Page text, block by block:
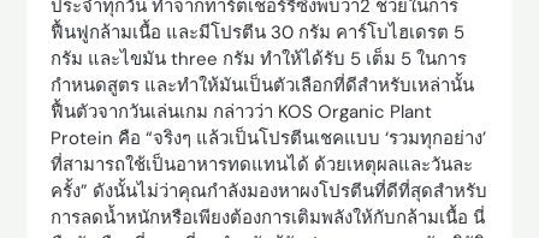
ประจำทุกวัน ทำจากทาร์ตเชอร์รี่ซึ่งพบว่า2 ช่วยในการ
ฟื้นฟูกล้ามเนื้อ และมีโปรตีน 30 กรัม คาร์โบไฮเดรต 5
กรัม และไขมัน three กรัม ทำให้ได้รับ 5 เต็ม 5 ในการ
กำหนดสูตร และทำให้มันเป็นตัวเลือกที่ดีสำหรับเหล่านั้น
ฟื้นตัวจากวันเล่นเกม กล่าวว่า KOS Organic Plant
Protein คือ “จริงๆ แล้วเป็นโปรตีนเชคแบบ ‘รวมทุกอย่าง’
ที่สามารถใช้เป็นอาหารทดแทนได้ ด้วยเหตุผลและวันละ
ครั้ง” ดังนั้นไม่ว่าคุณกำลังมองหาผงโปรตีนที่ดีที่สุดสำหรับ
การลดน้ำหนักหรือเพียงต้องการเติมพลังให้กับกล้ามเนื้อ นี่